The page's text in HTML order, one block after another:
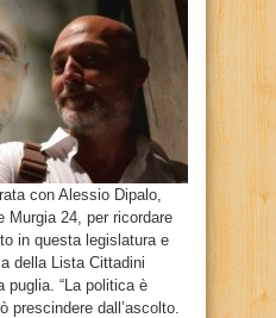
con Alessio Dipalo,
Murgia 24, per ricordare
in questa legislatura e
della Lista Cittadini
puglia. “La politica è
prescindere dall’ascolto.